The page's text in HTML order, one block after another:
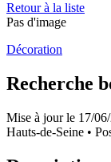
Retour à la liste
Pas d'image
Décoration
Recherche
Mise à jour le 17/
Hauts-de-Seine •